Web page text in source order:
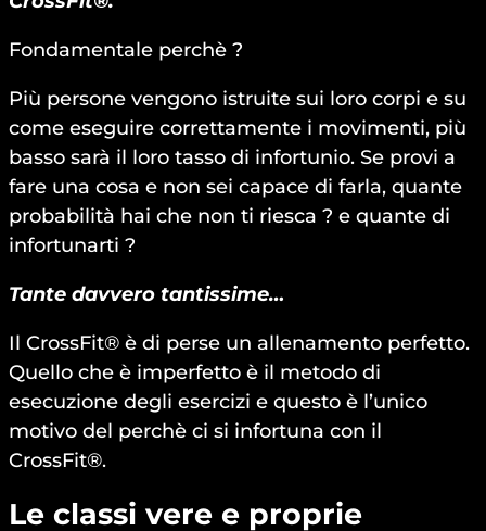
Fondamentale perchè ?
Più persone vengono istruite sui loro corpi e su
come eseguire correttamente i movimenti, più
basso sarà il loro tasso di infortunio. Se provi a
fare una cosa e non sei capace di farla, quante
probabilità hai che non ti riesca ? e quante di
infortunarti ?
Tante davvero tantissime…
Il CrossFit® è di perse un allenamento perfetto.
Quello che è imperfetto è il metodo di
esecuzione degli esercizi e questo è l’unico
motivo del perchè ci si infortuna con il
CrossFit®.
Le classi vere e proprie